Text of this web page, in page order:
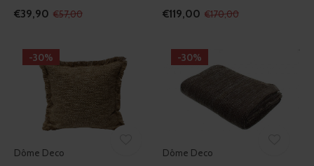
€39,90 €57,00
€119,00 €170,00
-30%
Dôme Deco
-30%
Dôme Deco